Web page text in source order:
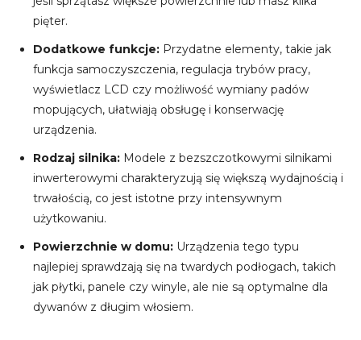
pięter.
Dodatkowe funkcje: Przydatne elementy, takie jak
funkcja samoczyszczenia, regulacja trybów pracy,
wyświetlacz LCD czy możliwość wymiany padów
mopujących, ułatwiają obsługę i konserwację
urządzenia.
Rodzaj silnika: Modele z bezszczotkowymi silnikami
inwerterowymi charakteryzują się większą wydajnością i
trwałością, co jest istotne przy intensywnym
użytkowaniu.
Powierzchnie w domu: Urządzenia tego typu
najlepiej sprawdzają się na twardych podłogach, takich
jak płytki, panele czy winyle, ale nie są optymalne dla
dywanów z długim włosiem.